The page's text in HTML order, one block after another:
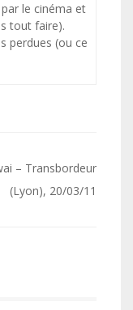
le cinéma et
tout faire).
perdues (ou ce
– Transbordeur
(Lyon), 20/03/11